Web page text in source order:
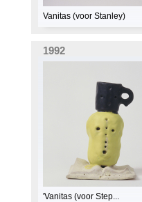
Vanitas (voor Stanley)
1992
'Vanitas (voor Step...